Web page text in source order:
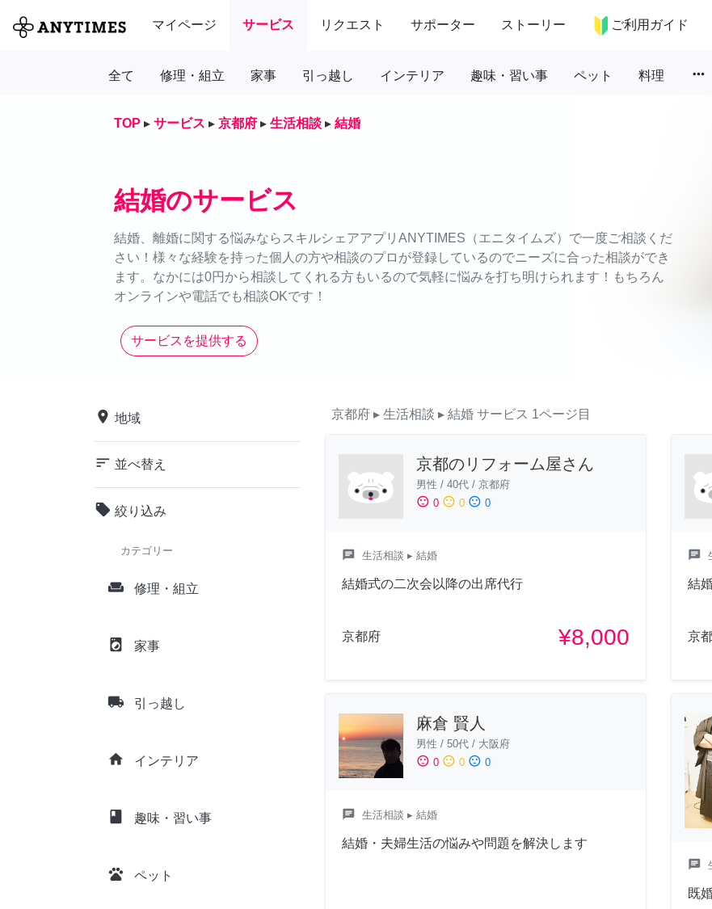
マイページ サービス リクエスト サポーター ストーリー ご利用ガイド
全て 修理・組立 家事 引っ越し インテリア 趣味・習い事 ペット 料理 more_horiz
TOP ▸ サービス ▸ 京都府 ▸ 生活相談 ▸ 結婚
結婚のサービス
結婚、離婚に関する悩みならスキルシェアアプリANYTIMES（エニタイムズ）で一度ご相談くだ
さい！様々な経験を持った個人の方や相談のプロが登録しているのでニーズに合った相談ができ
ます。なかには0円から相談してくれる方もいるので気軽に悩みを打ち明けられます！もちろん
オンラインや電話でも相談OKです！
サービスを提供する
place 地域
sort 並べ替え
local_offer 絞り込み
カテゴリー
weekend 修理・組立
local_laundry_service 家事
local_shipping 引っ越し
home インテリア
class 趣味・習い事
pets ペット
京都府 ▸ 生活相談 ▸ 結婚 サービス 1ページ目
京都のリフォーム屋さん
男性 / 40代 / 京都府
sentiment_satisfied 0 sentiment_neutral 0 sentiment_dissatisfied 0
chat 生活相談 ▸ 結婚
結婚式の二次会以降の出席代行
京都府 ¥8,000
chat
結
京
麻倉 賢人
男性 / 50代 / 大阪府
sentiment_satisfied 0 sentiment_neutral 0 sentiment_dissatisfied 0
chat 生活相談 ▸ 結婚
結婚・夫婦生活の悩みや問題を解決します
chat
既